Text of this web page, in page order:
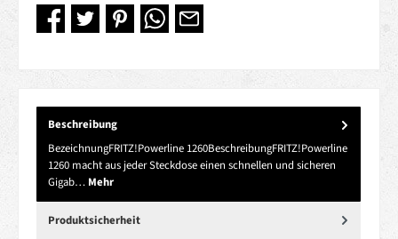
Beschreibung
BezeichnungFRITZ!Powerline 1260BeschreibungFRITZ!Powerline
1260 macht aus jeder Steckdose einen schnellen und sicheren
Gigab… Mehr
Produktsicherheit